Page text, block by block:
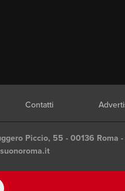
Contatti
Piccio, 55 - 00136 Roma